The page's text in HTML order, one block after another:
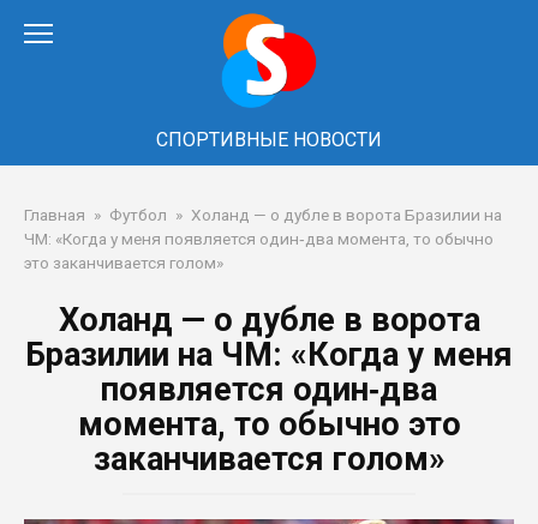
СПОРТИВНЫЕ НОВОСТИ
Главная » Футбол » Холанд — о дубле в ворота Бразилии на
ЧМ: «Когда у меня появляется один‑два момента, то обычно
это заканчивается голом»
Холанд — о дубле в ворота
Бразилии на ЧМ: «Когда у меня
появляется один‑два
момента, то обычно это
заканчивается голом»